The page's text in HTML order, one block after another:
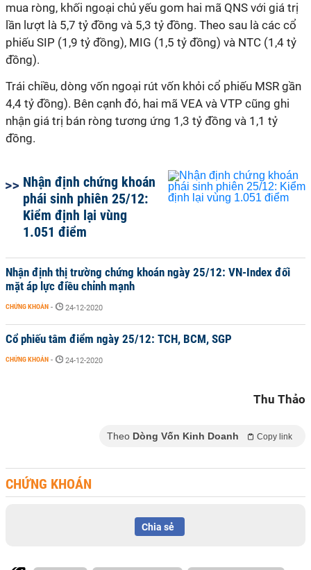
mua ròng, khối ngoại chủ yếu gom hai mã QNS với giá trị
lần lượt là 5,7 tỷ đồng và 5,3 tỷ đồng. Theo sau là các cổ
phiếu SIP (1,9 tỷ đồng), MIG (1,5 tỷ đồng) và NTC (1,4 tỷ
đồng).
Trái chiều, dòng vốn ngoại rút vốn khỏi cổ phiếu MSR gần
4,4 tỷ đồng). Bên cạnh đó, hai mã VEA và VTP cũng ghi
nhận giá trị bán ròng tương ứng 1,3 tỷ đồng và 1,1 tỷ
đồng.
Nhận định chứng khoán
phái sinh phiên 25/12:
Kiểm định lại vùng
1.051 điểm
Nhận định thị trường chứng khoán ngày 25/12: VN-Index đối
mặt áp lực điều chỉnh mạnh
CHỨNG KHOÁN - 24-12-2020
Cổ phiếu tâm điểm ngày 25/12: TCH, BCM, SGP
CHỨNG KHOÁN - 24-12-2020
Thu Thảo
Theo Dòng Vốn Kinh Doanh Copy link
CHỨNG KHOÁN
Chia sẻ